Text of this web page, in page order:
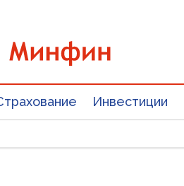
Инвестиции